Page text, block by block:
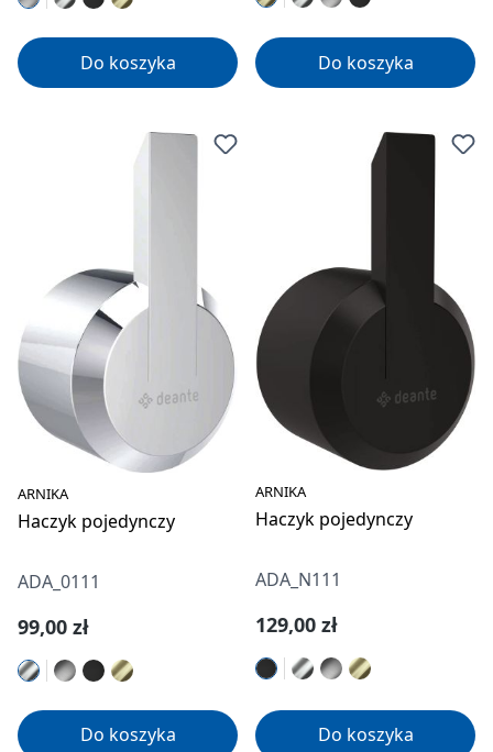
Do koszyka Do koszyka
ARNIKA
Haczyk pojedynczy
ADA_0111
Cena regularna:
99,00 zł
Do koszyka
ARNIKA
Haczyk pojedynczy
ADA_N111
Cena regularna:
129,00 zł
Do koszyka